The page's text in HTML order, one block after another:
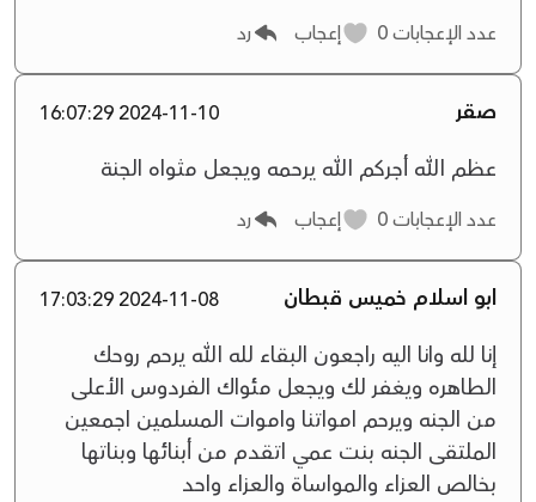
عدد الإعجابات إعجاب رد
صقر 2024-11-10 16:07:29
‏عظم الله أجركم ‏الله يرحمه ويجعل مثواه الجنة
عدد الإعجابات إعجاب رد
ابو اسلام خميس قبطان 2024-11-08 17:03:29
إنا لله وانا اليه راجعون البقاء لله الله يرحم روحك
الطاهره ويغفر لك ويجعل مئواك الفردوس الأعلى
من الجنه ويرحم امواتنا واموات المسلمين اجمعين
الملتقى الجنه بنت عمي اتقدم من أبنائها وبناتها
بخالص العزاء والمواساة والعزاء واحد